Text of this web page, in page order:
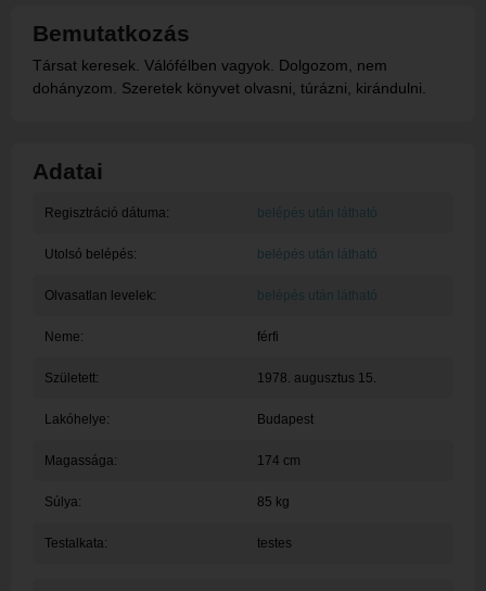
Bemutatkozás
Társat keresek. Válófélben vagyok. Dolgozom, nem
dohányzom. Szeretek könyvet olvasni, túrázni, kirándulni.
Adatai
Regisztráció dátuma: belépés után látható
Utolsó belépés: belépés után látható
Olvasatlan levelek: belépés után látható
Neme: férfi
Született: 1978. augusztus 15.
Lakóhelye: Budapest
Magassága: 174 cm
Súlya: 85 kg
Testalkata: testes